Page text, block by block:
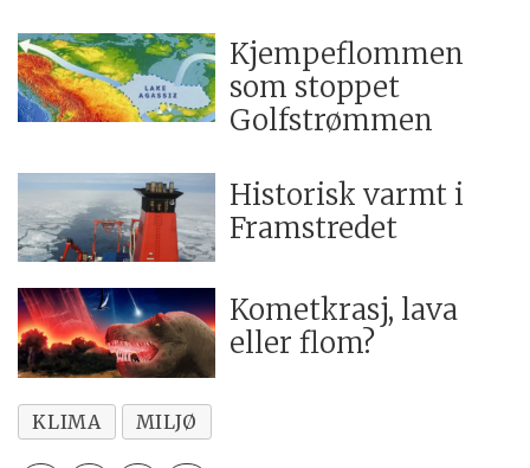
Kjempeflommen
som stoppet
Golfstrømmen
Historisk varmt i
Framstredet
Kometkrasj, lava
eller flom?
KLIMA MILJØ